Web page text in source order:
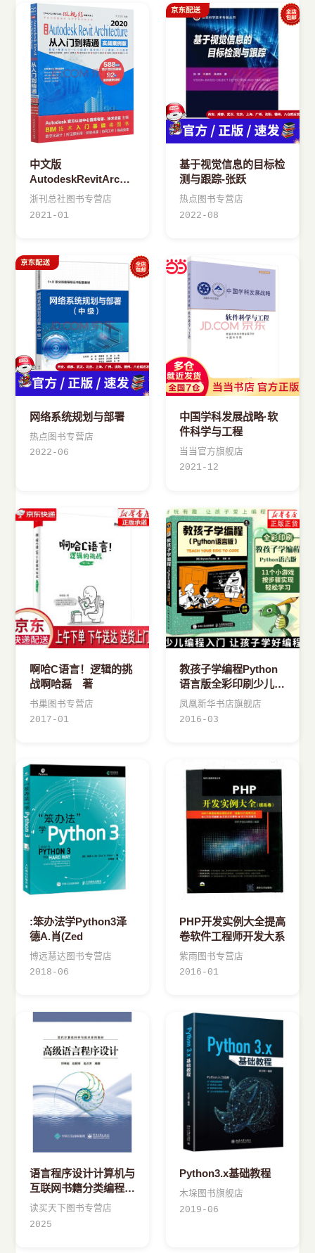
中文版
AutodeskRevitArchitecture
从入门到精通
浙刊总社图书专营店
2021-01
基于视觉信息的目标检
测与跟踪-张跃
热点图书专营店
2022-08
网络系统规划与部署
热点图书专营店
2022-06
中国学科发展战略·软
件科学与工程
当当官方旗舰店
2021-12
啊哈C语言！逻辑的挑
战啊哈磊 著
书巢图书专营店
2017-01
教孩子学编程Python
语言版全彩印刷少儿编
程入门青少年Python
语言基础入门
凤凰新华书店旗舰店
2016-03
:笨办法学Python3泽
德A.肖(Zed
博远慧达图书专营店
2018-06
PHP开发实例大全提高
卷软件工程师开发大系
紫雨图书专营店
2016-01
语言程序设计计算机与
互联网书籍分类编程语
言与程序设计语言文字
读买天下图书专营店
2025
Python3.x基础教程
木垛图书旗舰店
2019-06